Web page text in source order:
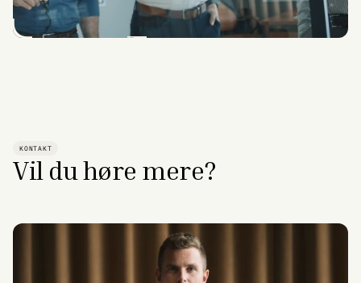
KONTAKT
Vil du høre mere?